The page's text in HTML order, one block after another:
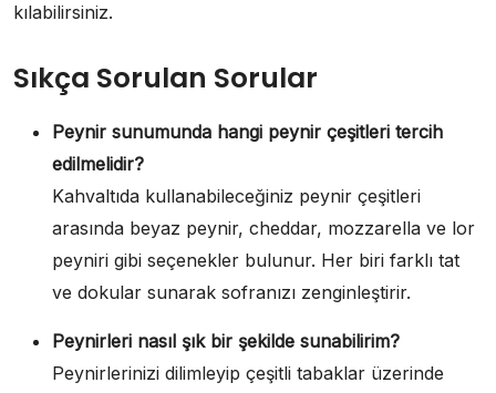
kılabilirsiniz.
Sıkça Sorulan Sorular
Peynir sunumunda hangi peynir çeşitleri tercih
edilmelidir?
Kahvaltıda kullanabileceğiniz peynir çeşitleri
arasında beyaz peynir, cheddar, mozzarella ve lor
peyniri gibi seçenekler bulunur. Her biri farklı tat
ve dokular sunarak sofranızı zenginleştirir.
Peynirleri nasıl şık bir şekilde sunabilirim?
Peynirlerinizi dilimleyip çeşitli tabaklar üzerinde